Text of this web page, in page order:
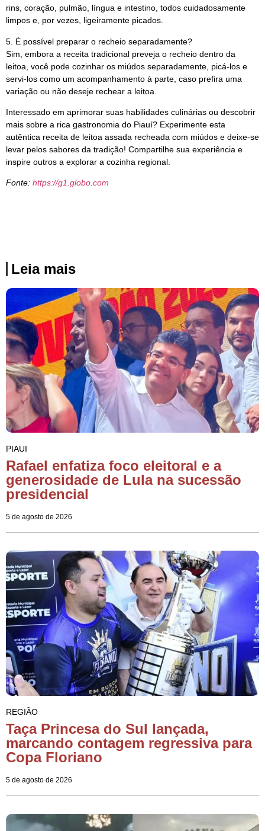
rins, coração, pulmão, língua e intestino, todos cuidadosamente
limpos e, por vezes, ligeiramente picados.
5. É possível preparar o recheio separadamente?
Sim, embora a receita tradicional preveja o recheio dentro da
leitoa, você pode cozinhar os miúdos separadamente, picá-los e
servi-los como um acompanhamento à parte, caso prefira uma
variação ou não deseje rechear a leitoa.
Interessado em aprimorar suas habilidades culinárias ou descobrir
mais sobre a rica gastronomia do Piauí? Experimente esta
autêntica receita de leitoa assada recheada com miúdos e deixe-se
levar pelos sabores da tradição! Compartilhe sua experiência e
inspire outros a explorar a cozinha regional.
Fonte: https://g1.globo.com
Leia mais
PIAUI
Rafael enfatiza foco eleitoral e a
generosidade de Lula na sucessão
presidencial
5 de agosto de 2026
REGIÃO
Taça Princesa do Sul lançada,
marcando contagem regressiva para
Copa Floriano
5 de agosto de 2026